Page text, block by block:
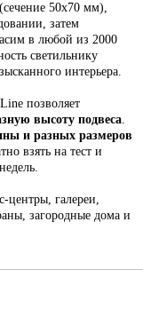
(сечение 50х70 мм),
затем
в любой из 2000
светильнику
интерьера.
позволяет
высоту подвеса.
и разных размеров
взять на тест и
центры, галереи,
загородные дома и